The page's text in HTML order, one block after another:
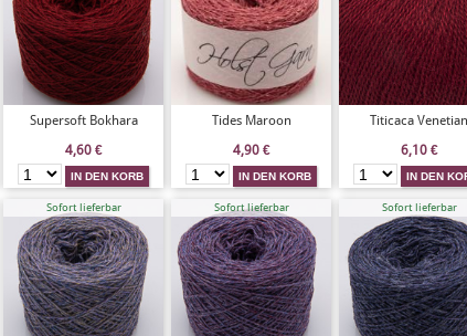
Supersoft Bokhara
4,60 €
Tides Maroon
4,90 €
Titicaca Venetian
6,10 €
Sofort lieferbar Sofort lieferbar Sofort lieferbar